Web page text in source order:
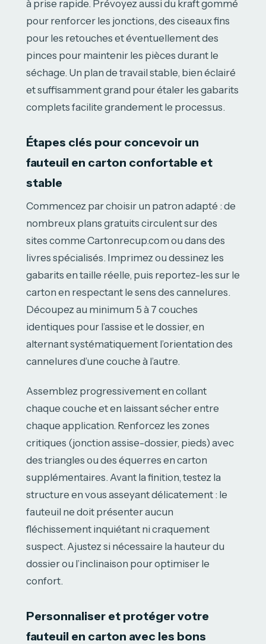
à prise rapide. Prévoyez aussi du kraft gommé
pour renforcer les jonctions, des ciseaux fins
pour les retouches et éventuellement des
pinces pour maintenir les pièces durant le
séchage. Un plan de travail stable, bien éclairé
et suffisamment grand pour étaler les gabarits
complets facilite grandement le processus.
Étapes clés pour concevoir un
fauteuil en carton confortable et
stable
Commencez par choisir un patron adapté : de
nombreux plans gratuits circulent sur des
sites comme Cartonrecup.com ou dans des
livres spécialisés. Imprimez ou dessinez les
gabarits en taille réelle, puis reportez-les sur le
carton en respectant le sens des cannelures.
Découpez au minimum 5 à 7 couches
identiques pour l’assise et le dossier, en
alternant systématiquement l’orientation des
cannelures d’une couche à l’autre.
Assemblez progressivement en collant
chaque couche et en laissant sécher entre
chaque application. Renforcez les zones
critiques (jonction assise-dossier, pieds) avec
des triangles ou des équerres en carton
supplémentaires. Avant la finition, testez la
structure en vous asseyant délicatement : le
fauteuil ne doit présenter aucun
fléchissement inquiétant ni craquement
suspect. Ajustez si nécessaire la hauteur du
dossier ou l’inclinaison pour optimiser le
confort.
Personnaliser et protéger votre
fauteuil en carton avec les bons